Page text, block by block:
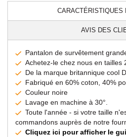
CARACTÉRISTIQUES
AVIS DES
Pantalon de survêtement
Achetez-le chez nous en tailles
De la marque britannique cool
Fabriqué en 60% coton, 40%
Couleur noire
Lavage en machine à 30°.
Toute l'année - si votre taille
commandons auprès de notre
Cliquez ici pour afficher le